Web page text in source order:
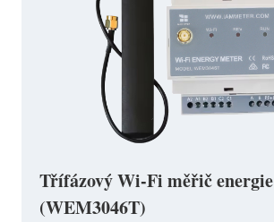
Třífázový Wi-Fi měřič energie
(WEM3046T)